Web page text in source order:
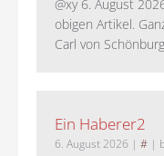
@xy 6. August
obigen Artikel.
Carl von
Ein Haberer2
6. August 2026 | # |